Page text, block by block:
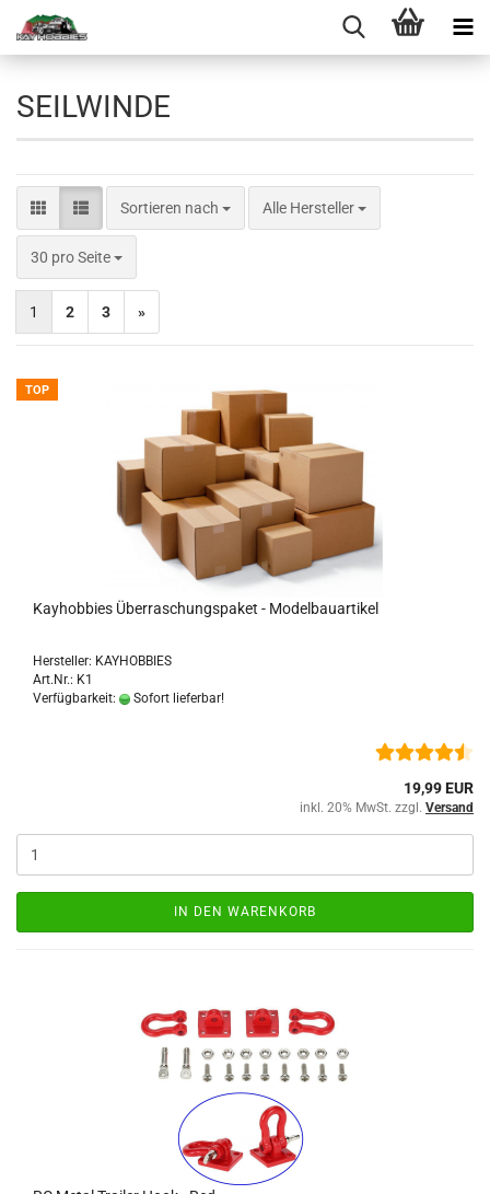
SEILWINDE
Sortieren nach
Sortieren nach Alle Hersteller
30 pro Seite
pro Seite
1 2 3 »
TOP
Kayhobbies Überraschungspaket - Modelbauartikel
Hersteller: KAYHOBBIES
Art.Nr.: K1
Verfügbarkeit:
Sofort lieferbar!
19,99 EUR
inkl. 20% MwSt. zzgl. Versand
IN DEN WARENKORB